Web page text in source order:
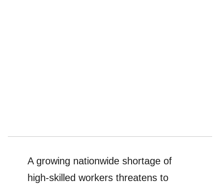
A growing nationwide shortage of
high-skilled workers threatens to